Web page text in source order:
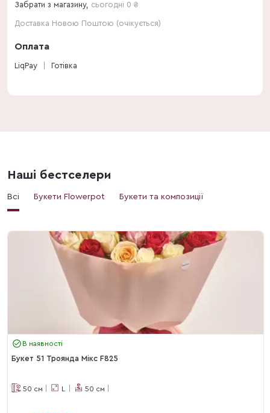
Забрати з магазину, сьогодні 0 ₴
Доставка Новою Поштою (очікується)
Оплата
LiqPay Готівка
Наші бестселери
Всі Букети Flowerpot Букети та композиції
В наявності
Букет 51 Троянда Мікс F825
50 см L 50 см